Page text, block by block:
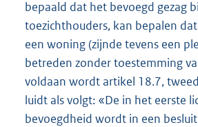
bepaald dat het bevoegd gezag
toezichthouders, kan bepalen
een woning (zijnde tevens een
betreden zonder toestemming
voldaan wordt artikel 18.7,
luidt als volgt: «De in het eerste
bevoegdheid wordt in een